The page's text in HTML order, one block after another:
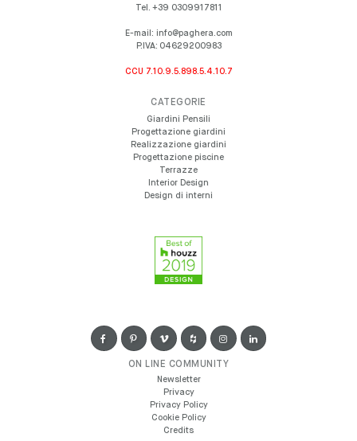
Tel. +39 0309917811
E-mail: info@paghera.com
P.IVA: 04629200983
CCU 7.10.9.5.898.5.4.10.7
CATEGORIE
Giardini Pensili
Progettazione giardini
Realizzazione giardini
Progettazione piscine
Terrazze
Interior Design
Design di interni
ON LINE COMMUNITY
Newsletter
Privacy
Privacy Policy
Cookie Policy
Credits